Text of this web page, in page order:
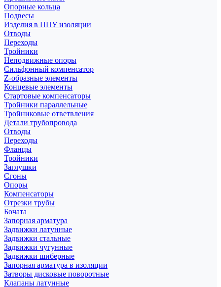
Опорные кольца
Подвесы
Изделия в ППУ изоляции
Отводы
Переходы
Тройники
Неподвижные опоры
Cильфонный компенсатор
Z-образные элементы
Концевые элементы
Стартовые компенсаторы
Тройники параллельные
Тройниковые ответвления
Детали трубопровода
Отводы
Переходы
Фланцы
Тройники
Заглушки
Сгоны
Опоры
Компенсаторы
Отрезки трубы
Бочата
Запорная арматура
Задвижки латунные
Задвижки стальные
Задвижки чугунные
Задвижки шиберные
Запорная арматура в изоляции
Затворы дисковые поворотные
Клапаны латунные